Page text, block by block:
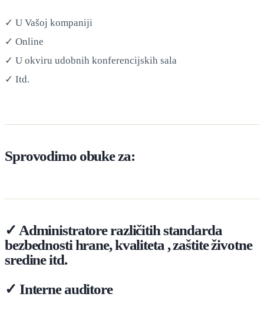
✓ U Vašoj kompaniji
✓ Online
✓ U okviru udobnih konferencijskih sala
✓ Itd.
Sprovodimo obuke za:
✓ Administratore različitih standarda
bezbednosti hrane, kvaliteta , zaštite životne
sredine itd.
✓ Interne auditore